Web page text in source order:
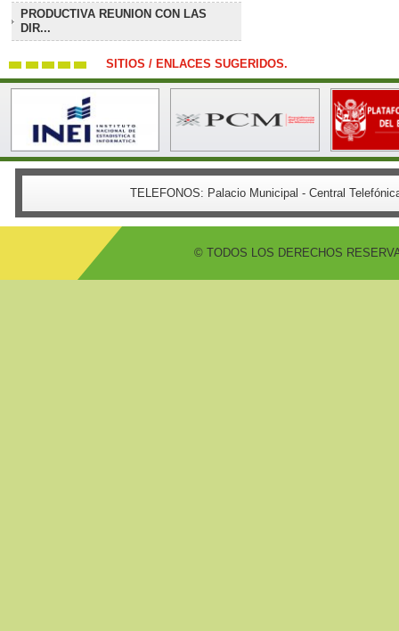
PRODUCTIVA REUNION CON LAS
DIR...
SITIOS / ENLACES SUGERIDOS.
TELEFONOS: Palacio Municipal - Central
© TODOS LOS DERECHOS